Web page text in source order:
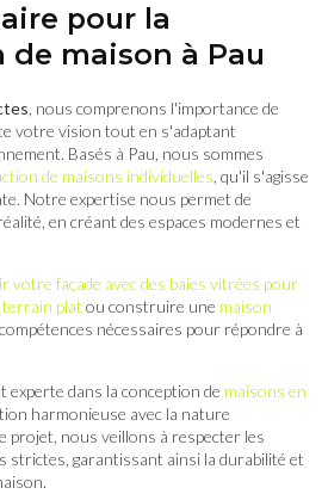
pour la
maison à Pau
, nous comprenons l'importance de
votre vision tout en s'adaptant
Basés à Pau, nous sommes
de maisons individuelles , qu'il s'agisse
Notre expertise nous permet de
en créant des espaces modernes et
votre façade avec des baies vitrées pour
terrain plat ou construire une maison
nécessaires pour répondre à
experte dans la conception de maisons en
harmonieuse avec la nature
projet, nous veillons à respecter les
strictes, garantissant ainsi la durabilité et